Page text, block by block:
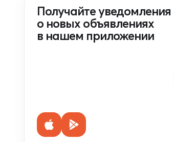
Получайте уведомления
о новых объявлениях
в нашем приложении